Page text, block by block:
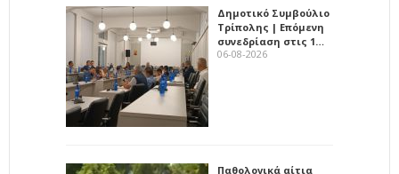
Δημοτικό Συμβούλιο
Τρίπολης | Επόμενη
συνεδρίαση στις 1…
06-08-2026
Παθολογικά αίτια